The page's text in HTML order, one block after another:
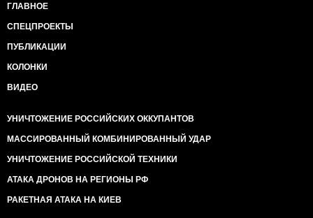
ГЛАВНОЕ
СПЕЦПРОЕКТЫ
ПУБЛИКАЦИИ
КОЛОНКИ
ВИДЕО
УНИЧТОЖЕНИЕ РОССИЙСКИХ ОККУПАНТОВ
МАССИРОВАННЫЙ КОМБИНИРОВАННЫЙ УДАР
УНИЧТОЖЕНИЕ РОССИЙСКОЙ ТЕХНИКИ
АТАКА ДРОНОВ НА РЕГИОНЫ РФ
РАКЕТНАЯ АТАКА НА КИЕВ